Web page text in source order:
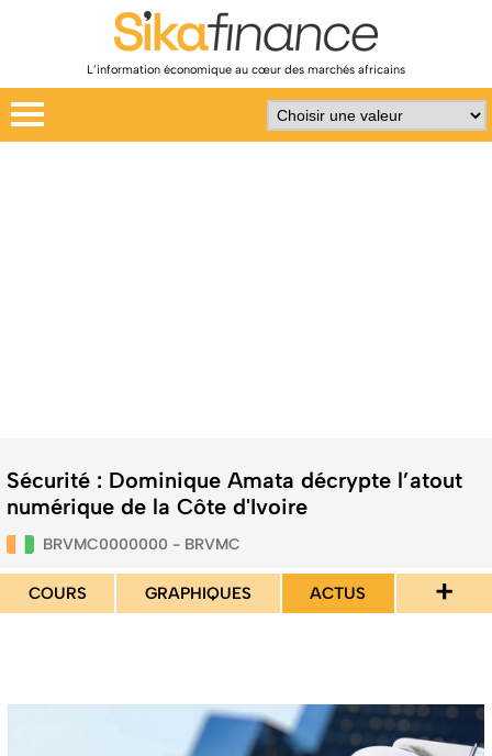
L’information économique au cœur des marchés africains
Sécurité : Dominique Amata décrypte l’atout
numérique de la Côte d'Ivoire
BRVMC0000000 - BRVMC
COURS GRAPHIQUES ACTUS +